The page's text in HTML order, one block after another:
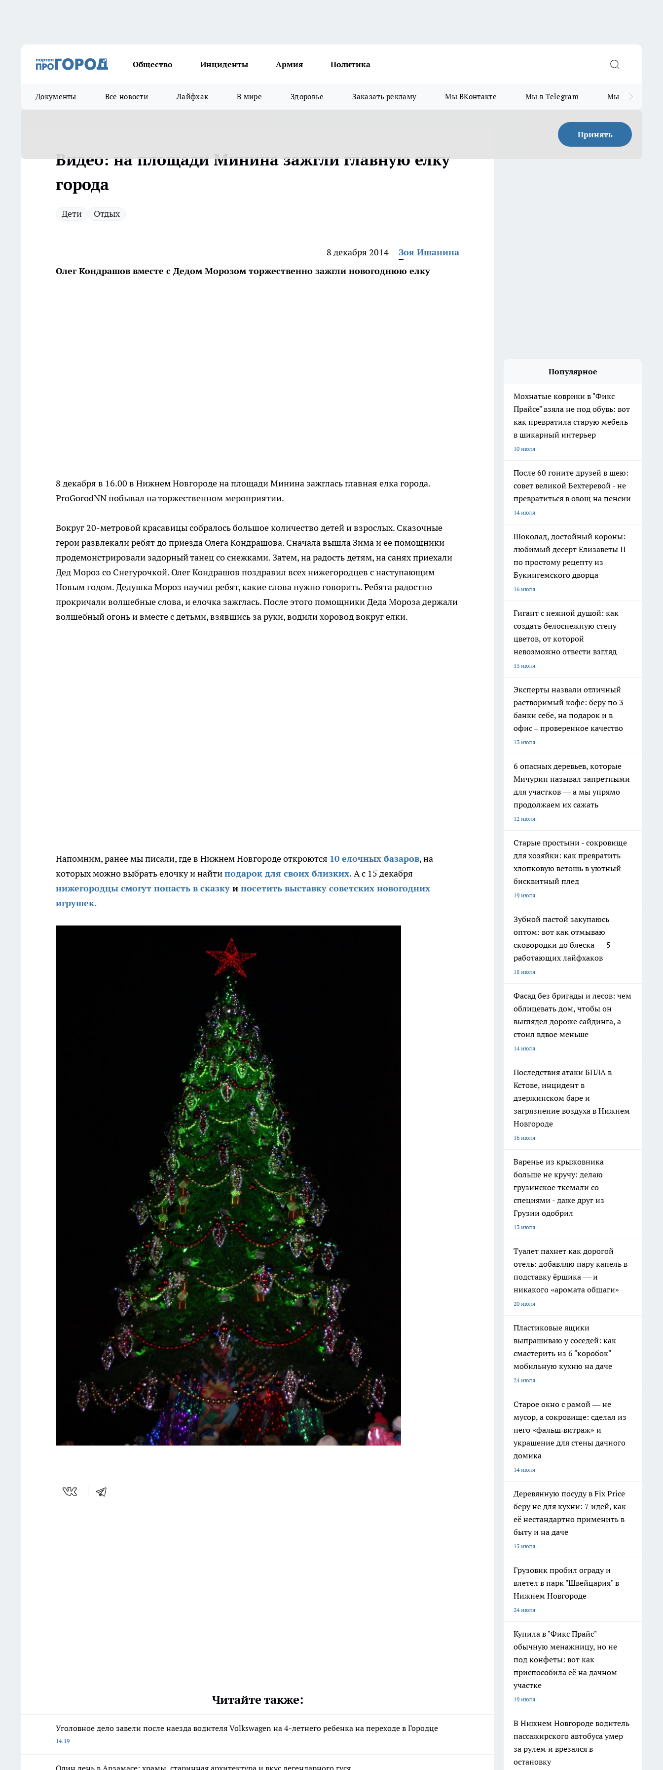
Общество Инциденты Армия Политика
Документы Все новости Лайфхак В мире Здоровье Заказать рекламу Мы ВКонтакте Мы в Telegram Мы в MAX
Принять
Видео: на площади Минина зажгли главную елку
города
Дети Отдых
8 декабря 2014
Зоя Ишанина
Олег Кондрашов вместе с Дедом Морозом торжественно зажгли новогоднюю елку
8 декабря в 16.00 в Нижнем Новгороде на площади Минина зажглась главная елка города.
ProGorodNN побывал на торжественном мероприятии.
Вокруг 20-метровой красавицы собралось большое количество детей и взрослых. Сказочные
герои развлекали ребят до приезда Олега Кондрашова. Сначала вышла Зима и ее помощники
продемонстрировали задорный танец со снежками. Затем, на радость детям, на санях приехали
Дед Мороз со Снегурочкой. Олег Кондрашов поздравил всех нижегородцев с наступающим
Новым годом. Дедушка Мороз научил ребят, какие слова нужно говорить. Ребята радостно
прокричали волшебные слова, и елочка зажглась. После этого помощники Деда Мороза держали
волшебный огонь и вместе с детьми, взявшись за руки, водили хоровод вокруг елки.
Напомним, ранее мы писали, где в Нижнем Новгороде откроются 10 елочных базаров, на
которых можно выбрать елочку и найтиподарок для своих близких.А с 15 декабря
нижегородцы смогут попасть в сказку и посетить выставку советских новогодних
игрушек.
Читайте также:
Уголовное дело завели после наезда водителя Volkswagen на 4-летнего ребенка на переходе в Городце
14:19
Популярное
Мохнатые коврики в "Фикс
Прайсе" взяла не под обувь: вот
как превратила старую мебель
в шикарный интерьер
10 июля
После 60 гоните друзей в шею:
совет великой Бехтеревой - не
превратиться в овощ на пенсии
14 июля
Шоколад, достойный короны:
любимый десерт Елизаветы II
по простому рецепту из
Букингемского дворца
16 июля
Гигант с нежной душой: как
создать белоснежную стену
цветов, от которой
невозможно отвести взгляд
13 июля
Эксперты назвали отличный
растворимый кофе: беру по 3
банки себе, на подарок и в
офис – проверенное качество
13 июля
6 опасных деревьев, которые
Мичурин называл запретными
для участков — а мы упрямо
продолжаем их сажать
12 июля
Старые простыни - сокровище
для хозяйки: как превратить
хлопковую ветошь в уютный
бисквитный плед
19 июля
Зубной пастой закупаюсь
оптом: вот как отмываю
сковородки до блеска — 5
работающих лайфхаков
18 июля
Фасад без бригады и лесов: чем
облицевать дом, чтобы он
выглядел дороже сайдинга, а
стоил вдвое меньше
14 июля
Последствия атаки БПЛА в
Кстове, инцидент в
дзержинском баре и
загрязнение воздуха в Нижнем
Новгороде
16 июля
Варенье из крыжовника
больше не кручу: делаю
грузинское ткемали со
специями - даже друг из
Грузии одобрил
13 июля
Туалет пахнет как дорогой
отель: добавляю пару капель в
подставку ёршика — и
никакого «аромата общаги»
20 июля
Пластиковые ящики
выпрашиваю у соседей: как
смастерить из 6 "коробок"
мобильную кухню на даче
24 июля
Старое окно с рамой — не
мусор, а сокровище: сделал из
него «фальш‑витраж» и
украшение для стены дачного
домика
14 июля
Деревянную посуду в Fix Price
беру не для кухни: 7 идей, как
её нестандартно применить в
быту и на даче
15 июля
Грузовик пробил ограду и
влетел в парк "Швейцария" в
Нижнем Новгороде
24 июля
Купила в "Фикс Прайс"
обычную менажницу, но не
под конфеты: вот как
приспособила её на дачном
участке
19 июля
В Нижнем Новгороде водитель
пассажирского автобуса умер
за рулем и врезался в
остановку